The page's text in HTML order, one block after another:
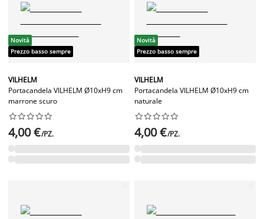
Novità
Prezzo basso sempre
VILHELM
Portacandela VILHELM Ø10xH9 cm
marrone scuro






4,00 €/PZ.
Novità
Prezzo basso sempre
VILHELM
Portacandela VILHELM Ø10xH9 cm
naturale






4,00 €/PZ.